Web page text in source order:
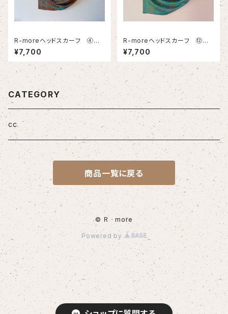
R-moreヘッドスカーフ ④
(瑠璃・ブルー系グリーン)
¥7,700
R-moreヘッドスカーフ ⑫
(瑠璃・ブルー系)
¥7,700
CATEGORY
cc
商品一覧に戻る
© Ｒ‐more
Powered by